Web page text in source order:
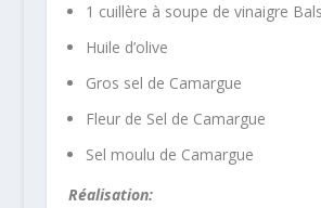
1 cuillère à soupe de vinaigre
Huile d’olive
Gros sel de Camargue
Fleur de Sel de Camargue
Sel moulu de Camargue
Réalisation: